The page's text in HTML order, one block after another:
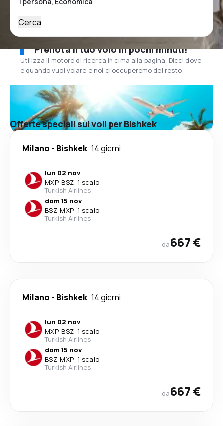
Cerca
Prenota il tuo volo in pochi minuti!
Utilizza il motore di ricerca in cima alla pagina. Dicci dove
e quando vuoi volare e noi ci occuperemo del resto.
Offerte speciali sui voli per Bishkek
Milano - Bishkek 14 giorni
lun 02 nov
MXP-BSZ· 1 scalo
Turkish Airlines
dom 15 nov
BSZ-MXP· 1 scalo
Turkish Airlines
da667 €
Milano - Bishkek 14 giorni
lun 02 nov
MXP-BSZ· 1 scalo
Turkish Airlines
dom 15 nov
BSZ-MXP· 1 scalo
Turkish Airlines
da667 €